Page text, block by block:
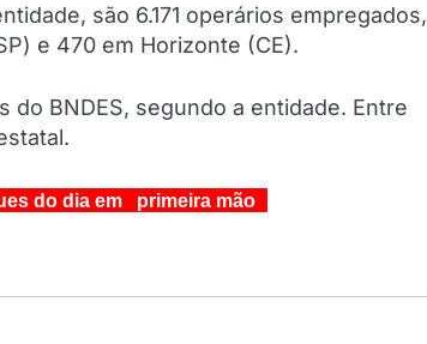
são 6.171 operários empregados,
e 470 em Horizonte (CE).
BNDES, segundo a entidade. Entre
do dia em primeira mão